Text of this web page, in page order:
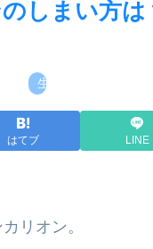
しまい方は
生活・暮らし
はてブ LINE
リオン。